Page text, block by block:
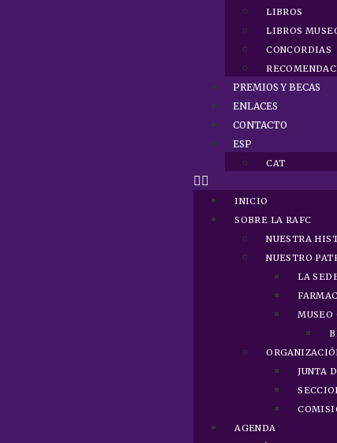
LIBROS
LIBROS
CONCORDIAS
PREMIOS Y BECAS
ENLACES
CONTACTO
ESP
CAT
INICIO
SOBRE LA RAFC
NUESTRA
NUESTRO
LA
MUSEO
JUNTA
AGENDA